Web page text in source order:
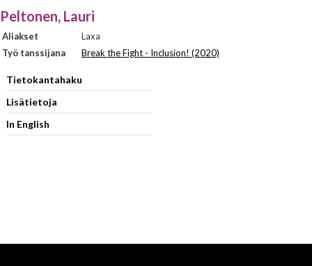
Peltonen, Lauri
Aliakset
Laxa
Työ tanssijana
Break the Fight - Inclusion! (2020)
Tietokantahaku
Lisätietoja
In English